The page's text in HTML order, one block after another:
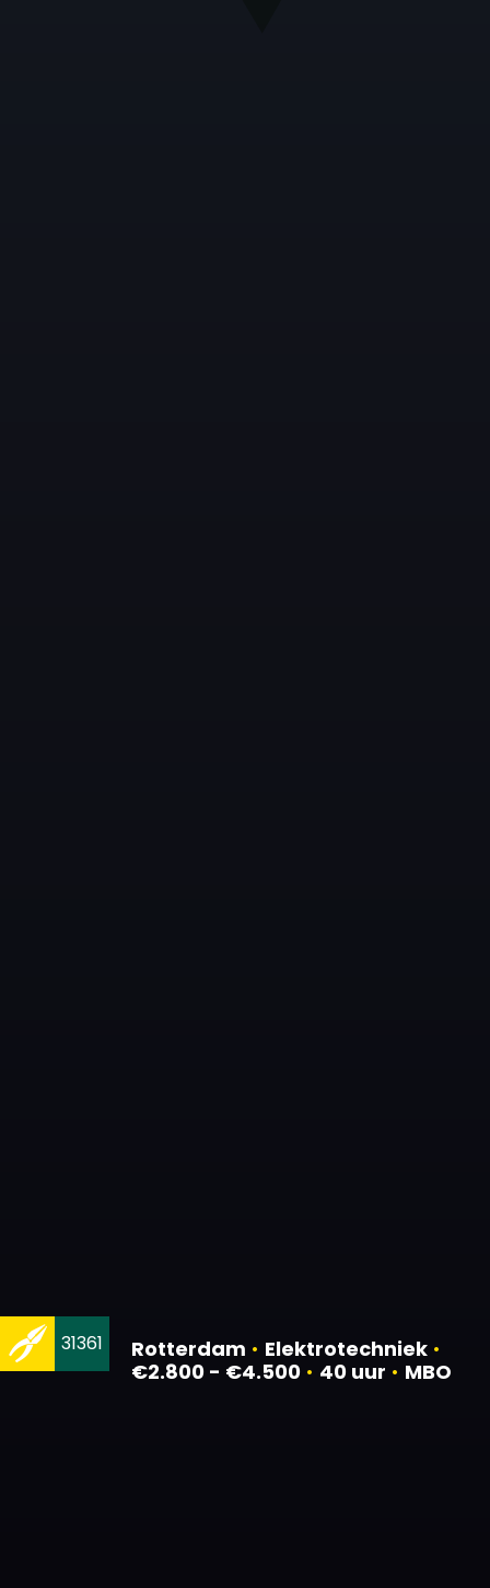
Rotterdam • Elektrotechniek •
€2.800 - €4.500 • 40 uur • MBO
31361